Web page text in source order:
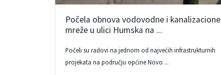
Počela obnova vodovodne i kanalizacione
mreže u ulici Humska na ...
Počeli su radovi na jednom od najvećih infrastrukturnih
projekata na području općine Novo ...